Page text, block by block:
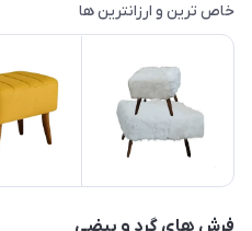
خاص ترین و ارزانترین ها